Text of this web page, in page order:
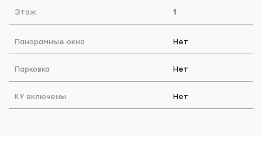
Этаж 1
Панорамные окна Нет
Парковка Нет
КУ включены Нет